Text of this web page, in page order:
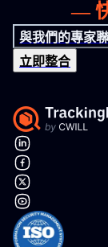
—
與我們的專家
立即整合